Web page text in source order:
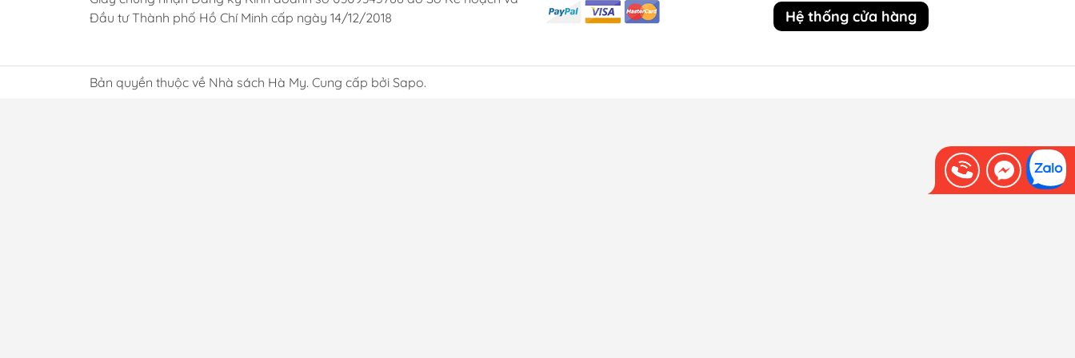
Đầu tư Thành phố Hồ Chí Minh cấp ngày 14/12/2018
Hệ thống cửa hàng
Bản quyền thuộc về Nhà sách Hà My. Cung cấp bởi Sapo.